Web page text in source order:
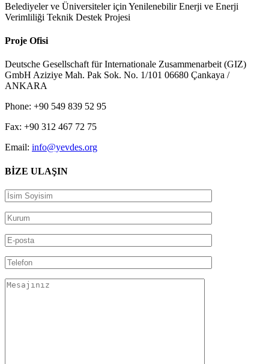
Belediyeler ve Üniversiteler için Yenilenebilir Enerji ve Enerji
Verimliliği Teknik Destek Projesi
Proje Ofisi
Deutsche Gesellschaft für Internationale Zusammenarbeit (GIZ)
GmbH Aziziye Mah. Pak Sok. No. 1/101 06680 Çankaya /
ANKARA
Phone: +90 549 839 52 95
Fax: +90 312 467 72 75
Email: info@yevdes.org
BİZE ULAŞIN